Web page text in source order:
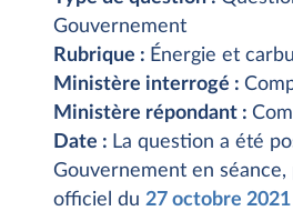
Gouvernement
Rubrique : Énergie et
Ministère interrogé :
Ministère répondant :
Date : La question a été
Gouvernement en séance,
officiel du 27 octobre 2021